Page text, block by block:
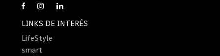
LINKS DE INTERÉS
LifeStyle
smart